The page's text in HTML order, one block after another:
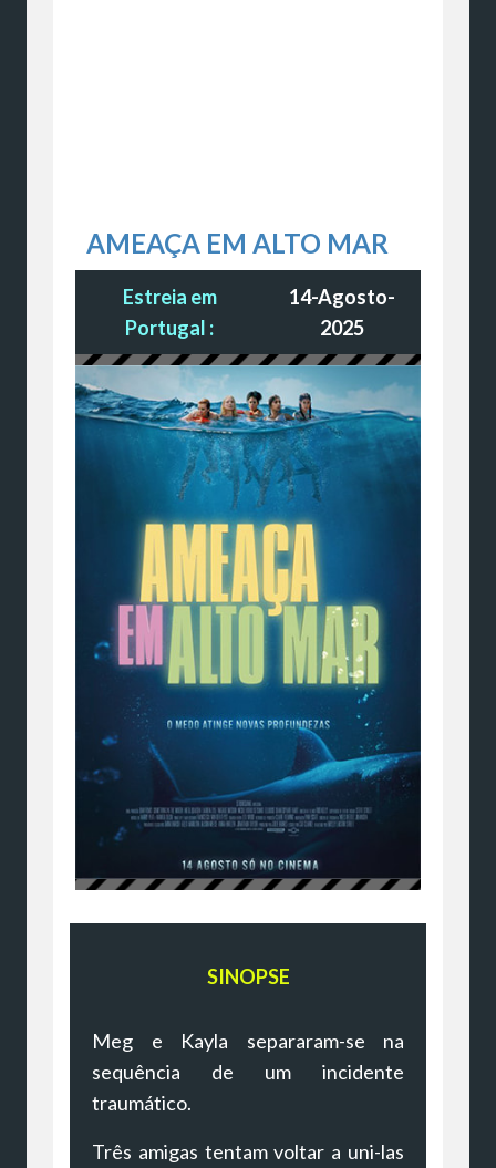
AMEAÇA EM ALTO MAR
Estreia em
Portugal :
14-Agosto-
2025
SINOPSE
Meg e Kayla separaram-se na
sequência de um incidente
traumático.
Três amigas tentam voltar a uni-las